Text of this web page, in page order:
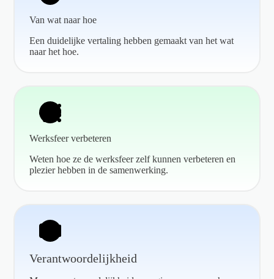
Van wat naar hoe
Een duidelijke vertaling hebben gemaakt van het wat
naar het hoe.
Werksfeer verbeteren
Weten hoe ze de werksfeer zelf kunnen verbeteren en
plezier hebben in de samenwerking.
Verantwoordelijkheid